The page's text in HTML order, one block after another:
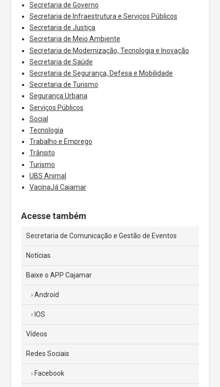
Secretaria de Governo
Secretaria de Infraestrutura e Serviços Públicos
Secretaria de Justiça
Secretaria de Meio Ambiente
Secretaria de Modernização, Tecnologia e Inovação
Secretaria de Saúde
Secretaria de Segurança, Defesa e Mobilidade
Secretaria de Turismo
Segurança Urbana
Serviços Públicos
Social
Tecnologia
Trabalho e Emprego
Trânsito
Turismo
UBS Animal
VacinaJá Cajamar
Acesse também
Secretaria de Comunicação e Gestão de Eventos
Notícias
Baixe o APP Cajamar
Android
IOS
Vídeos
Redes Sociais
Facebook